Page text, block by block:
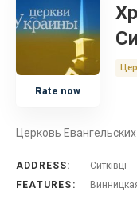
Rate now
Церковь
ADDRESS:
Ситківці
FEATURES: